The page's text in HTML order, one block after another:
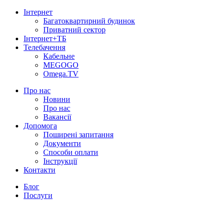
Інтернет
Багатоквартирний будинок
Приватний сектор
Інтернет+ТБ
Телебачення
Кабельне
MEGOGO
Omega.TV
Про нас
Новини
Про нас
Вакансії
Допомога
Поширені запитання
Документи
Способи оплати
Інструкції
Контакти
Блог
Послуги